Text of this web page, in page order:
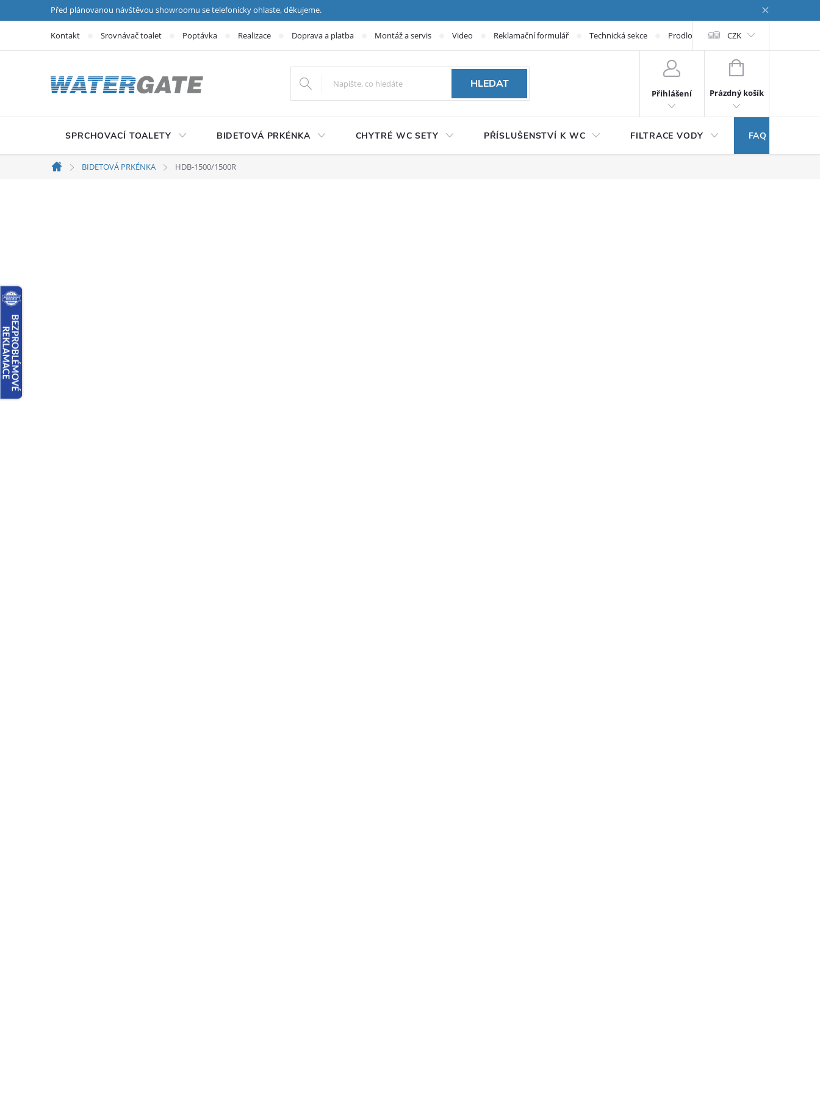
Přejít na obsahPřed plánovanou návštěvou showroomu se telefonicky ohlaste, děkujeme.
Kontakt Srovnávač toalet Poptávka Realizace Doprava a platba Montáž a servis Video Reklamační formulář Technická sekce Prodloužená záruka
CZK
HLEDAT
Přihlášení
NÁKUPNÍ KOŠÍK
Prázdný košík
SPRCHOVACÍ TOALETY BIDETOVÁ PRKÉNKA CHYTRÉ WC SETY PŘÍSLUŠENSTVÍ K WC FILTRACE VODY FAQ
Domů
BIDETOVÁ PRKÉNKA HDB-1500/1500R